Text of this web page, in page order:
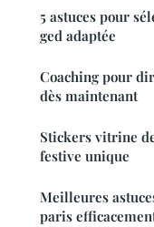
5 astuces pour
ged adaptée
Coaching pour
dès maintenant
Stickers vitrine
festive unique
Meilleures
paris